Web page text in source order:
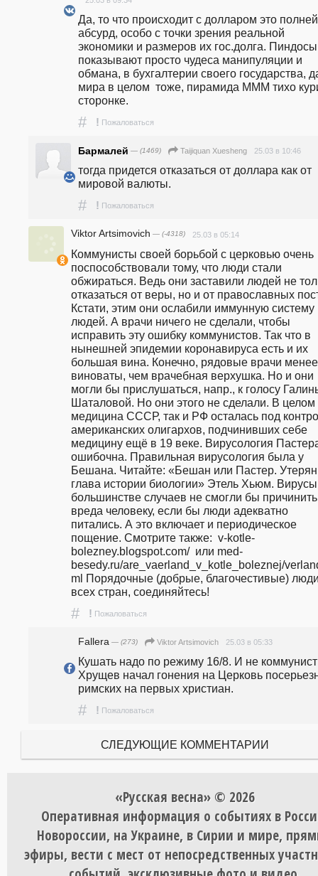
Да, то что происходит с долларом это
абсурд, особо с точки зрения реальной
экономики и размеров их гос.долга. Пиндосы
показывают просто чудеса манипуляции и
обмана, в бухгалтерии своего государства,
мира в целом  тоже, пирамида МММ тихо
сторонке.
# ! Пожаловаться
Бармалей — (1469) Taijiquan Xuesheng 25.03 в 10:46
тогда придется отказаться от доллара как от
мировой валюты.
# ! Пожаловаться
Viktor Artsimovich — (-4318) 25.03 в 05:14
Коммунисты своей борьбой с церковью очень
поспособствовали тому, что люди стали
обжираться. Ведь они заставили людей не
отказаться от веры, но и от православных
Кстати, этим они ослабили иммунную систему
людей. А врачи ничего не сделали, чтобы
исправить эту ошибку коммунистов. Так что в
нынешней эпидемии коронавируса есть и их
большая вина. Конечно, рядовые врачи менее
виноваты, чем врачебная верхушка. Но и они
могли бы прислушаться, напр., к голосу
Шаталовой. Но они этого не сделали. В целом
медицина СССР, так и РФ осталась под
американских олигархов, подчинивших себе
медицину ещё в 19 веке. Вирусология
ошибочна. Правильная вирусология была у
Бешана. Читайте: «Бешан или Пастер.
глава истории биологии» Этель Хьюм.
большинстве случаев не смогли бы причинить
вреда человеку, если бы люди адекватно
питались. А это включает и периодическое
пощение. Смотрите также:  v-kotle-
bolezney.blogspot.com/  или med-
besedy.ru/are_vaerland_v_kotle_boleznej/
ml Порядочные (добрые, благочестивые)
всех стран, соединяйтесь!
# ! Пожаловаться
Fallera — (273) Viktor Artsimovich 25.03 в 05:33
Кушать надо по режиму 16/8. И не
Хрущев начал гонения на Церковь
римских на первых христиан.
# ! Пожаловаться
СЛЕДУЮЩИЕ КОММЕНТАРИИ
«Русская весна» © 2026
Оперативная информация о событиях в
Новороссии, на Украине, в Сирии и мире,
эфиры, вести с мест от непосредственных